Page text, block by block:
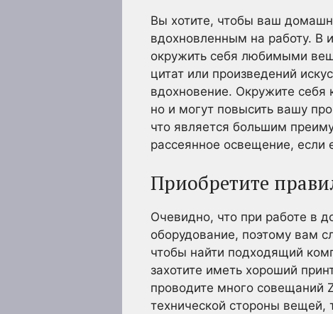
Вы хотите, чтобы ваш
вдохновленным на работу. В
окружить себя любимыми
цитат или произведений
вдохновение. Окружите себя
но и могут повысить вашу
что является большим
рассеянное освещение, если
Приобретите
Очевидно, что при работе в
оборудование, поэтому вам
чтобы найти подходящий
захотите иметь хороший
проводите много совещаний
технической стороны